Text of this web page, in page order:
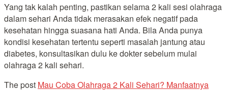
Yang tak kalah penting, pastikan selama 2 kali sesi olahraga
dalam sehari Anda tidak merasakan efek negatif pada
kesehatan hingga suasana hati Anda. Bila Anda punya
kondisi kesehatan tertentu seperti masalah jantung atau
diabetes, konsultasikan dulu ke dokter sebelum mulai
olahraga 2 kali sehari.
The post Mau Coba Olahraga 2 Kali Sehari? Manfaatnya